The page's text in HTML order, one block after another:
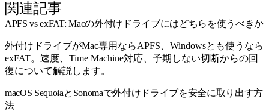
関連記事
APFS vs exFAT: Macの外付けドライブにはどちらを使うべきか
外付けドライブがMac専用ならAPFS、Windowsとも使うなら
exFAT。速度、Time Machine対応、予期しない切断からの回
復について解説します。
macOS SequoiaとSonomaで外付けドライブを安全に取り出す方
法